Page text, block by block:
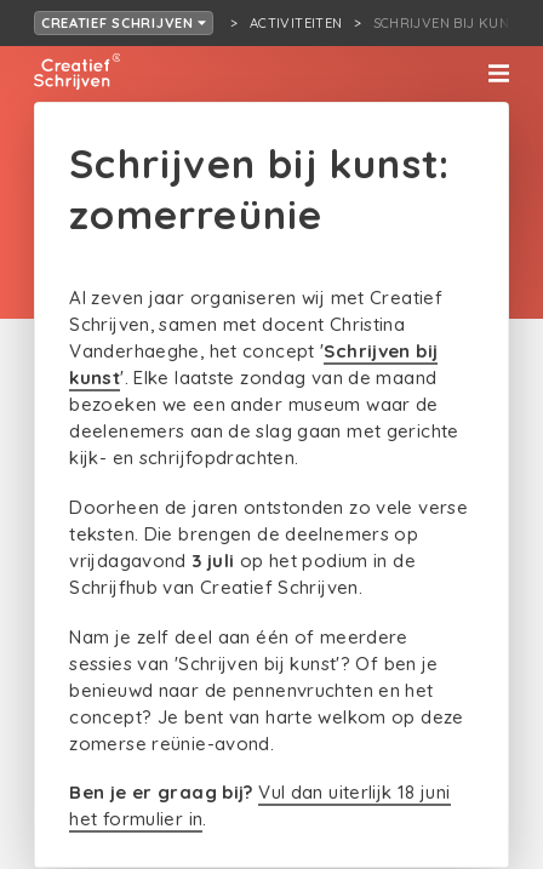
CREATIEF SCHRIJVEN ACTIVITEITEN SCHRIJVEN BIJ KUNST:
Schrijven bij kunst:
zomerreünie
Al zeven jaar organiseren wij met Creatief
Schrijven, samen met docent Christina
Vanderhaeghe, het concept 'Schrijven bij
kunst'. Elke laatste zondag van de maand
bezoeken we een ander museum waar de
deelenemers aan de slag gaan met gerichte
kijk- en schrijfopdrachten.
Doorheen de jaren ontstonden zo vele verse
teksten. Die brengen de deelnemers op
vrijdagavond 3 juli op het podium in de
Schrijfhub van Creatief Schrijven.
Nam je zelf deel aan één of meerdere
sessies van 'Schrijven bij kunst'? Of ben je
benieuwd naar de pennenvruchten en het
concept? Je bent van harte welkom op deze
zomerse reünie-avond.
Ben je er graag bij?Vul dan uiterlijk 18 juni
het formulier in.